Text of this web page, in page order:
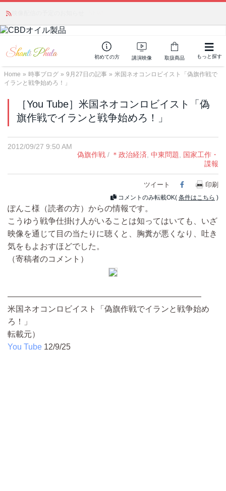
初めての方 講演映像 取扱商品 もっと探す
Home » 時事ブログ » 9月27日の記事 » 米国ネオコンロビイスト「偽旗作戦で
イランと戦争始めろ！」
［You Tube］米国ネオコンロビイスト「偽
旗作戦でイランと戦争始めろ！」
2012/09/27 9:50 AM
偽旗作戦 / ＊政治経済 中東問題
国家工作・
諜報
ツイート Facebook
印刷
コメントのみ転載OK( 条件はこちら )
ぽんこ様（読者の方）からの情報です。
こうゆう戦争仕掛け人がいることは知ってはいても、いざ
映像を通じて目の当たりに聴くと、胸糞が悪くなり、吐き
気をもよおすほどでした。
（寄稿者のコメント）
————————————————————————
米国ネオコンロビイスト「偽旗作戦でイランと戦争始め
ろ！」
転載元）
You Tube 12/9/25